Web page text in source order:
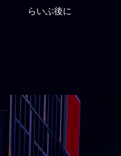
らいぶ後に